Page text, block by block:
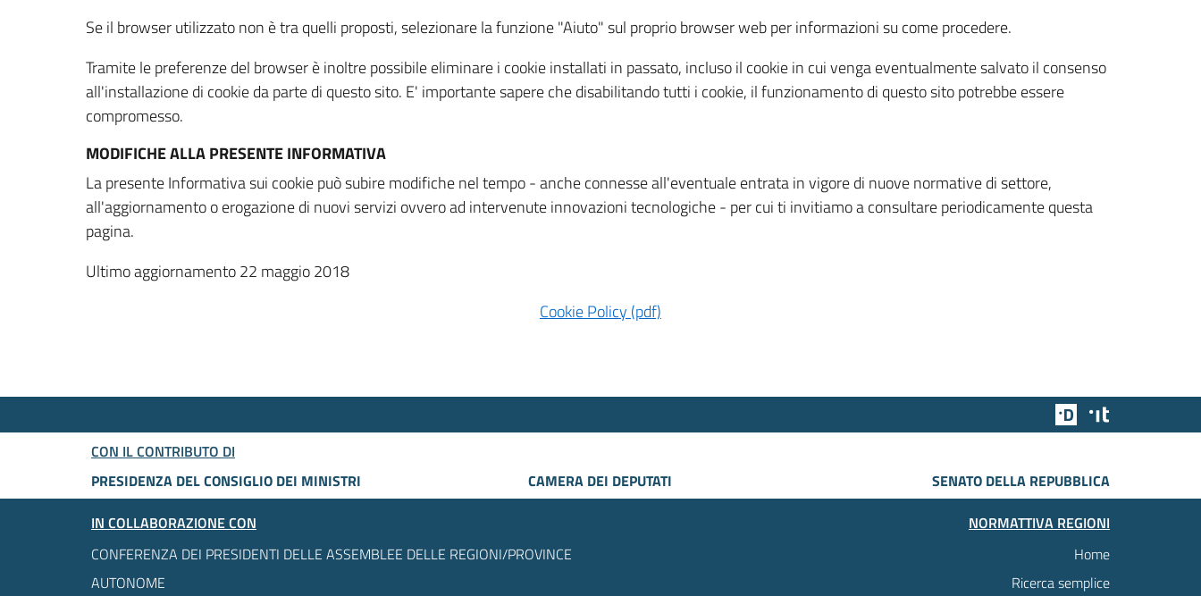
Se il browser utilizzato non è tra quelli proposti, selezionare la funzione "Aiuto" sul proprio browser web per informazioni su come procedere.
Tramite le preferenze del browser è inoltre possibile eliminare i cookie installati in passato, incluso il cookie in cui venga eventualmente salvato il consenso
all'installazione di cookie da parte di questo sito. E' importante sapere che disabilitando tutti i cookie, il funzionamento di questo sito potrebbe essere
compromesso.
MODIFICHE ALLA PRESENTE INFORMATIVA
La presente Informativa sui cookie può subire modifiche nel tempo - anche connesse all'eventuale entrata in vigore di nuove normative di settore,
all'aggiornamento o erogazione di nuovi servizi ovvero ad intervenute innovazioni tecnologiche - per cui ti invitiamo a consultare periodicamente questa
pagina.
Ultimo aggiornamento 22 maggio 2018
Cookie Policy (pdf)
Team Digitale
CON IL CONTRIBUTO DI
PRESIDENZA DEL CONSIGLIO DEI MINISTRI
CAMERA DEI DEPUTATI
SENATO DELLA REPUBBLICA
IN COLLABORAZIONE CON
CONFERENZA DEI PRESIDENTI DELLE ASSEMBLEE DELLE REGIONI/PROVINCE
AUTONOME
NORMATTIVA REGIONI
Home
Ricerca semplice